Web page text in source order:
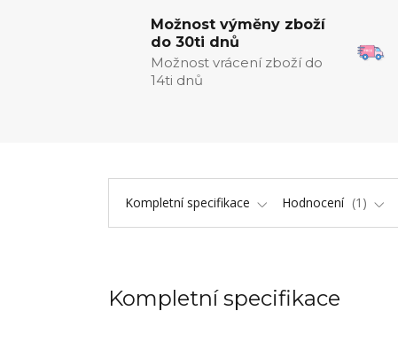
Možnost výměny zboží
do 30ti dnů
Možnost vrácení zboží do
14ti dnů
Kompletní specifikace Hodnocení 1
Kompletní specifikace